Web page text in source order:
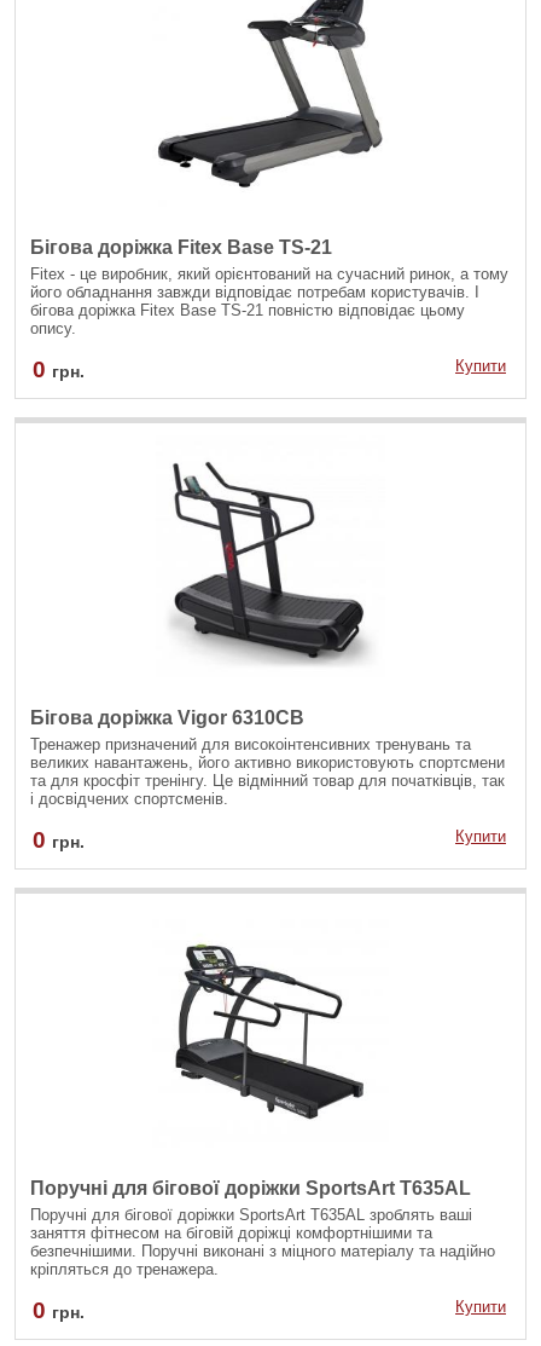
Бігова доріжка Fitex Base TS-21
Fitex - це виробник, який орієнтований на сучасний ринок, а тому
його обладнання завжди відповідає потребам користувачів. І
бігова доріжка Fitex Base TS-21 повністю відповідає цьому
опису.
0 грн. Купити
Бігова доріжка Vigor 6310СВ
Тренажер призначений для високоінтенсивних тренувань та
великих навантажень, його активно використовують спортсмени
та для кросфіт тренінгу. Це відмінний товар для початківців, так
і досвідчених спортсменів.
0 грн. Купити
Поручні для бігової доріжки SportsArt T635AL
Поручні для бігової доріжки SportsArt T635AL зроблять ваші
заняття фітнесом на біговій доріжці комфортнішими та
безпечнішими. Поручні виконані з міцного матеріалу та надійно
кріпляться до тренажера.
0 грн. Купити